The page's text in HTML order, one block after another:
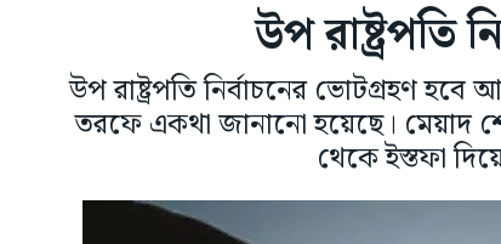
উপ রাষ্ট্রপতি
উপ রাষ্ট্রপতি নির্বাচনের ভোটগ্রহণ
তরফে একথা জানানো হয়েছে। মেয়াদ
থেকে ইস্তফা